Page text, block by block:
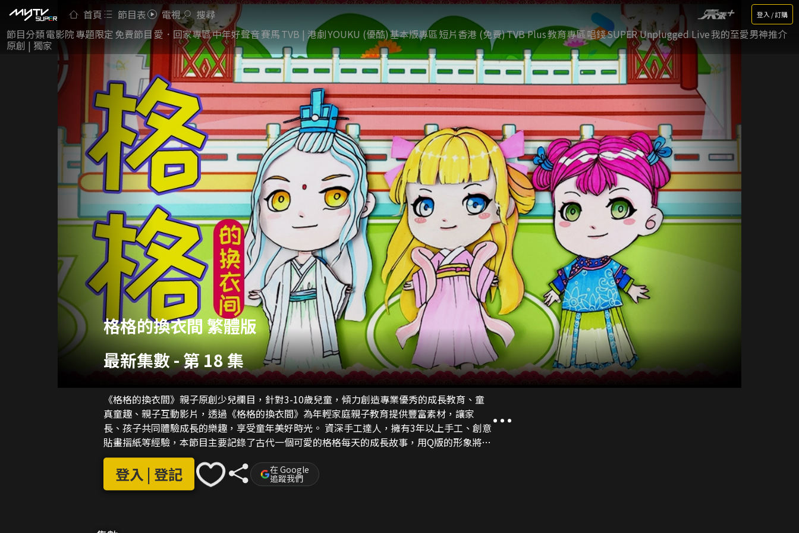
首頁 節目表 電視 搜尋 登入 / 訂購
節目分類電影院專題限定 免費節目愛．回家專區中年好聲音賽馬TVB | 港劇YOUKU (優酷)基本版專區短片香港 (免費)TVB Plus教育專區唱錢SUPER Unplugged Live我的至愛男神推介
原創 | 獨家
格格的換衣間 繁體版
最新集數-第 18 集
《格格的換衣間》親子原創少兒欄目，針對3-10歲兒童，傾力創造專業優秀的成長教育、童
真童趣、親子互動影片，透過《格格的換衣間》為年輕家庭親子教育提供豐富素材，讓家
長、孩子共同體驗成長的樂趣，享受童年美好時光。 資深手工達人，擁有3年以上手工、創意
貼畫摺紙等經驗，本節目主要記錄了古代一個可愛的格格每天的成長故事，用Q版的形象將可
愛的小哥哥手繪的惟妙惟肖。格格是太子最喜歡的妹妹，所以會經常去找格格玩，陪格格騎
馬，陪格格猜燈謎，陪格格過春秋，當然了格格也會進宮和太子皇帝們一起吃飯，大家都喜
歡這位小格格。小格格也會給小朋友們介紹24節氣或者是中國各種節日的由來，讓小朋友們
和小格格一起畫起來哦。
登入 | 登記 在 Google
追蹤我們